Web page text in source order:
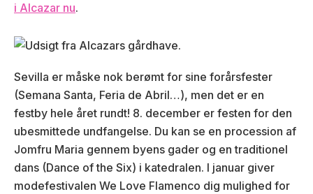
i Alcazar nu.
Sevilla er måske nok berømt for sine forårsfester
(Semana Santa, Feria de Abril…), men det er en
festby hele året rundt! 8. december er festen for den
ubesmittede undfangelse. Du kan se en procession af
Jomfru Maria gennem byens gader og en traditionel
dans (Dance of the Six) i katedralen. I januar giver
modefestivalen We Love Flamenco dig mulighed for